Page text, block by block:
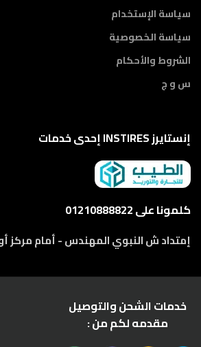
سياسة الإستخدام
سياسة الخصوصية
الشروط والأحكام
س و ج
إنستايرز INSTIRES إحدى خدمات
كلمونا على 01210888822
إمتداد ش النبوي المهندس - أمام مركز
خدمات الشحن والتوصيل
مقدمه لكم من :